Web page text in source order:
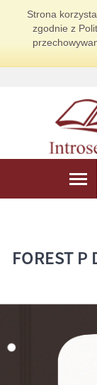
Strona
zgodnie z
FOREST P